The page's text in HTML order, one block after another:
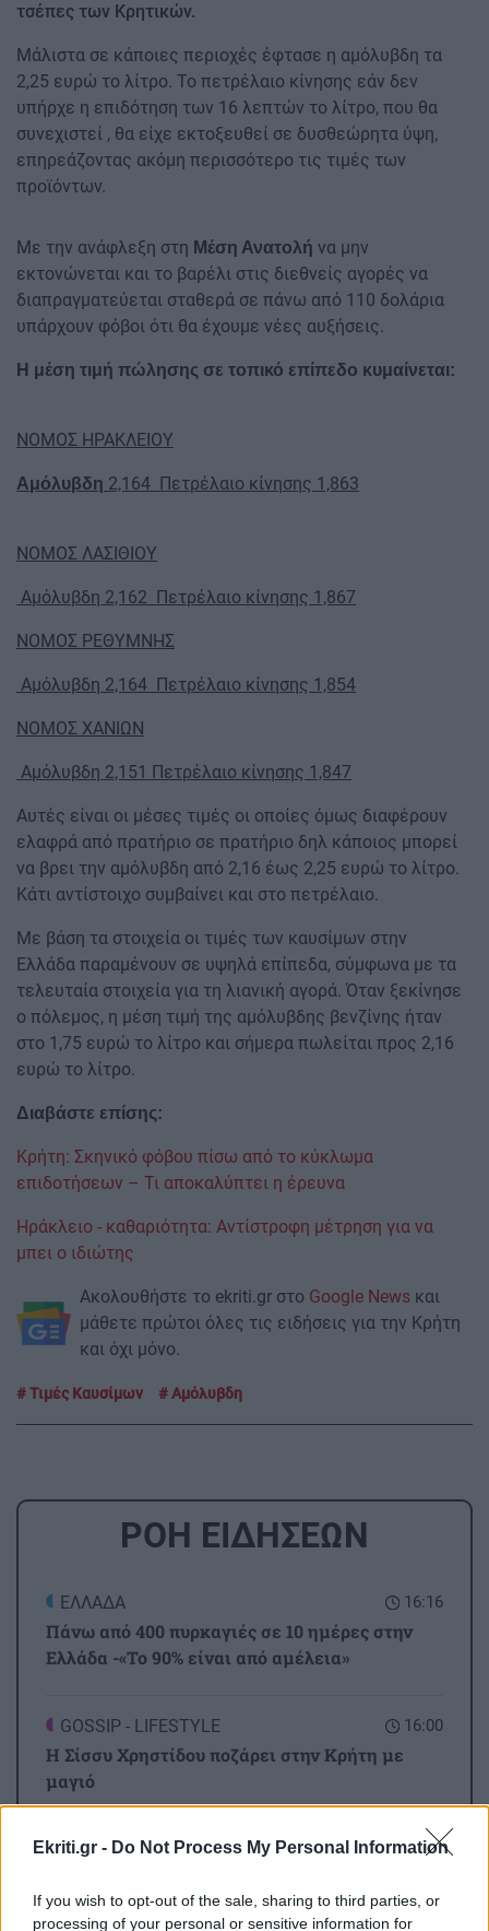
Ekriti.gr - Do Not Process My Personal Information
If you wish to opt-out of the sale, sharing to third parties, or
processing of your personal or sensitive information for
τσέπες των Κρητικών.
Μάλιστα σε κάποιες περιοχές έφτασε η αμόλυβδη τα
2,25 ευρώ το λίτρο. Το πετρέλαιο κίνησης εάν δεν
υπήρχε η επιδότηση των 16 λεπτών το λίτρο, που θα
συνεχιστεί , θα είχε εκτοξευθεί σε δυσθεώρητα ύψη,
επηρεάζοντας ακόμη περισσότερο τις τιμές των
προϊόντων.
Με την ανάφλεξη στη Μέση Ανατολή να μην
εκτονώνεται και το βαρέλι στις διεθνείς αγορές να
διαπραγματεύεται σταθερά σε πάνω από 110 δολάρια
υπάρχουν φόβοι ότι θα έχουμε νέες αυξήσεις.
Η μέση τιμή πώλησης σε τοπικό επίπεδο κυμαίνεται:
ΝΟΜΟΣ ΗΡΑΚΛΕΙΟΥ
Αμόλυβδη 2,164 Πετρέλαιο κίνησης 1,863
ΝΟΜΟΣ ΛΑΣΙΘΙΟΥ
Αμόλυβδη 2,162 Πετρέλαιο κίνησης 1,867
ΝΟΜΟΣ ΡΕΘΥΜΝΗΣ
Αμόλυβδη 2,164 Πετρέλαιο κίνησης 1,854
ΝΟΜΟΣ ΧΑΝΙΩΝ
Αμόλυβδη 2,151 Πετρέλαιο κίνησης 1,847
Αυτές είναι οι μέσες τιμές οι οποίες όμως διαφέρουν
ελαφρά από πρατήριο σε πρατήριο δηλ κάποιος μπορεί
να βρει την αμόλυβδη από 2,16 έως 2,25 ευρώ το λίτρο.
Κάτι αντίστοιχο συμβαίνει και στο πετρέλαιο.
Με βάση τα στοιχεία οι τιμές των καυσίμων στην
Ελλάδα παραμένουν σε υψηλά επίπεδα, σύμφωνα με τα
τελευταία στοιχεία για τη λιανική αγορά. Όταν ξεκίνησε
ο πόλεμος, η μέση τιμή της αμόλυβδης βενζίνης ήταν
στο 1,75 ευρώ το λίτρο και σήμερα πωλείται προς 2,16
ευρώ το λίτρο.
Διαβάστε επίσης:
Κρήτη: Σκηνικό φόβου πίσω από το κύκλωμα
επιδοτήσεων – Τι αποκαλύπτει η έρευνα
Ηράκλειο - καθαριότητα: Αντίστροφη μέτρηση για να
μπει ο ιδιώτης
Ακολουθήστε το ekriti.gr στο Google News και
μάθετε πρώτοι όλες τις ειδήσεις για την Κρήτη
και όχι μόνο.
Τιμές Καυσίμων Αμόλυβδη
ΡΟΗ ΕΙΔΗΣΕΩΝ
16:16
ΕΛΛΑΔΑ
Πάνω από 400 πυρκαγιές σε 10 ημέρες στην
Ελλάδα -«Το 90% είναι από αμέλεια»
16:00
GOSSIP - LIFESTYLE
Η Σίσσυ Χρηστίδου ποζάρει στην Κρήτη με
μαγιό
15:55
ΚΟΣΜΟΣ
Έλεγξαν περίπου 200 αφίξεις ταξιδιωτών από